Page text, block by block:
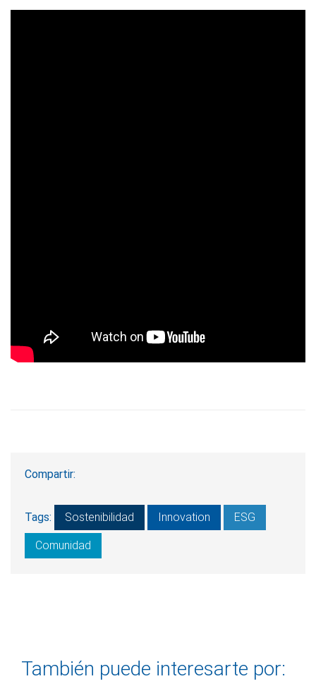
Compartir:
Tags: Sostenibilidad Innovation ESG
Comunidad
También puede interesarte por: